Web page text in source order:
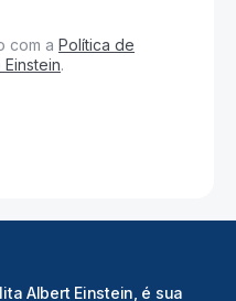
Albert Einstein, é sua